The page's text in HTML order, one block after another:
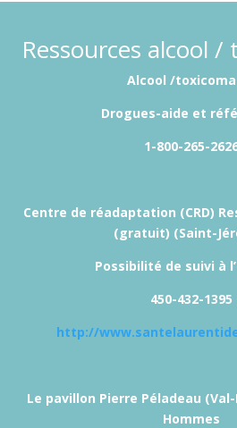
Ressources alcool
Alcool /
Drogues-aide et
1-800-265-
Centre de réadaptation (CRD)
(gratuit) (Saint-
Possibilité de suivi à
450-432-1395
http://
Le pavillon Pierre Péladeau
Hommes